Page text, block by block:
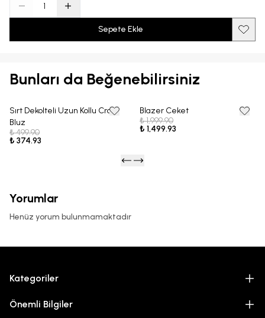
Sepete Ekle
Bunları da Beğenebilirsiniz
25% OFF
Sırt Dekolteli Uzun Kollu Crop
Bluz
₺ 499.90
₺ 374.93
25% OFF
Blazer Ceket
₺ 1,999.90
₺ 1,499.93
Yorumlar
Henüz yorum bulunmamaktadır
Kategoriler
Önemli Bilgiler